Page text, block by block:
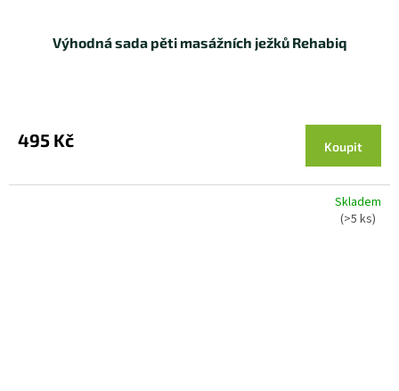
Výhodná sada pěti masážních ježků Rehabiq
495 Kč Koupit
Skladem
(>5 ks)